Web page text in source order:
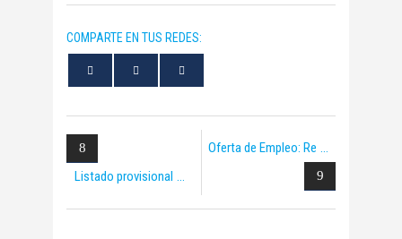
COMPARTE EN TUS REDES:
Listado provisional
Oferta de Empleo: Re